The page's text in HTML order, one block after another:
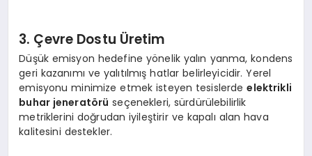
3. Çevre Dostu Üretim
Düşük emisyon hedefine yönelik yalın yanma, kondens
geri kazanımı ve yalıtılmış hatlar belirleyicidir. Yerel
emisyonu minimize etmek isteyen tesislerdeelektrikli
buhar jeneratörü seçenekleri, sürdürülebilirlik
metriklerini doğrudan iyileştirir ve kapalı alan hava
kalitesini destekler.